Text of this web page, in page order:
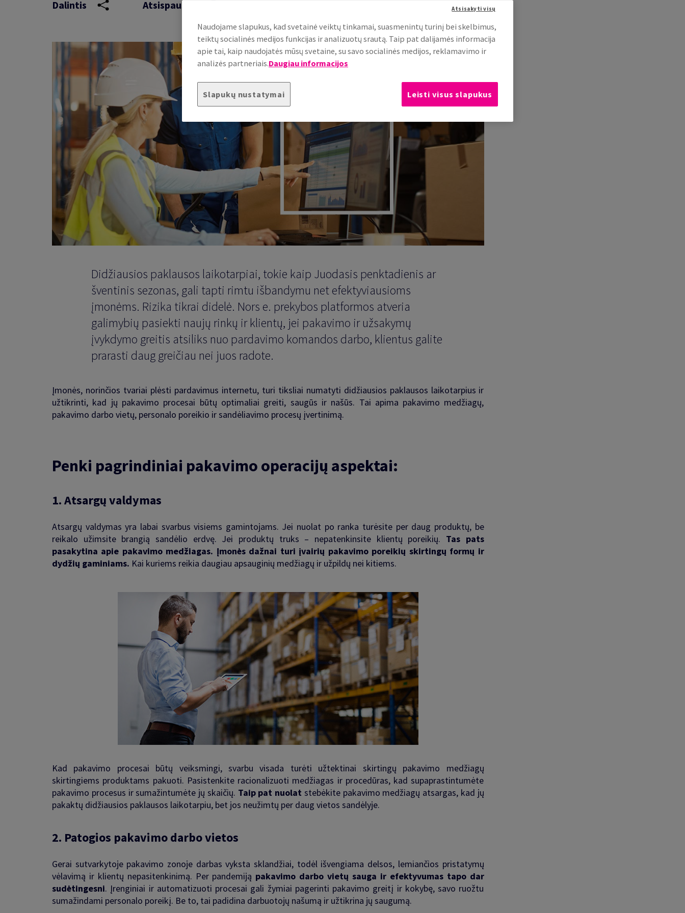
Dalintis
Atsispausdinti
Didžiausios paklausos laikotarpiai, tokie kaip Juodasis penktadienis ar
šventinis sezonas, gali tapti rimtu išbandymu net efektyviausioms
įmonėms. Rizika tikrai didelė. Nors e. prekybos platformos atveria
galimybių pasiekti naujų rinkų ir klientų, jei pakavimo ir užsakymų
įvykdymo greitis atsiliks nuo pardavimo komandos darbo, klientus galite
prarasti daug greičiau nei juos radote.
Įmonės, norinčios tvariai plėsti pardavimus internetu, turi tiksliai numatyti didžiausios paklausos laikotarpius ir
užtikrinti, kad jų pakavimo procesai būtų optimaliai greiti, saugūs ir našūs. Tai apima pakavimo medžiagų,
pakavimo darbo vietų, personalo poreikio ir sandėliavimo procesų įvertinimą.
Penki pagrindiniai pakavimo operacijų aspektai:
1.Atsargų valdymas
Atsargų valdymas yra labai svarbus visiems gamintojams. Jei nuolat po ranka turėsite per daug produktų, be
reikalo užimsite brangią sandėlio erdvę. Jei produktų truks – nepatenkinsite klientų poreikių. Tas pats
pasakytina apie pakavimo medžiagas. Įmonės dažnai turi įvairių pakavimo poreikių skirtingų formų ir
dydžių gaminiams. Kai kuriems reikia daugiau apsauginių medžiagų ir užpildų nei kitiems.
Kad pakavimo procesai būtų veiksmingi, svarbu visada turėti užtektinai skirtingų pakavimo medžiagų
skirtingiems produktams pakuoti. Pasistenkite racionalizuoti medžiagas ir procedūras, kad supaprastintumėte
pakavimo procesus ir sumažintumėte jų skaičių. Taip pat nuolat stebėkite pakavimo medžiagų atsargas, kad jų
pakaktų didžiausios paklausos laikotarpiu, bet jos neužimtų per daug vietos sandėlyje.
2. Patogios pakavimo darbo vietos
Gerai sutvarkytoje pakavimo zonoje darbas vyksta sklandžiai, todėl išvengiama delsos, lemiančios pristatymų
vėlavimą ir klientų nepasitenkinimą. Per pandemiją pakavimo darbo vietų sauga ir efektyvumas tapo dar
sudėtingesni. Įrenginiai ir automatizuoti procesai gali žymiai pagerinti pakavimo greitį ir kokybę, savo ruožtu
sumažindami personalo poreikį. Be to, tai padidina darbuotojų našumą ir užtikrina jų saugumą.
Naudojame slapukus, kad svetainė veiktų tinkamai, suasmenintų turinį bei skelbimus,
teiktų socialinės medijos funkcijas ir analizuotų srautą. Taip pat dalijamės informacija
apie tai, kaip naudojatės mūsų svetaine, su savo socialinės medijos, reklamavimo ir
analizės partneriais.Daugiau informacijos
Slapukų nustatymai
Atsisakyti visų
Leisti visus slapukus